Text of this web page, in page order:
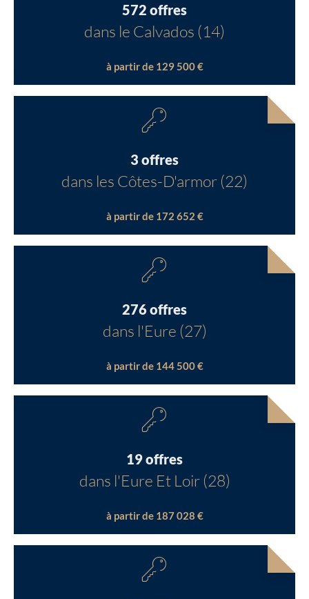
572 offres
dans le Calvados (14)
à partir de 129 500 €
3 offres
dans les Côtes-D'armor (22)
à partir de 172 652 €
276 offres
dans l'Eure (27)
à partir de 144 500 €
19 offres
dans l'Eure Et Loir (28)
à partir de 187 028 €